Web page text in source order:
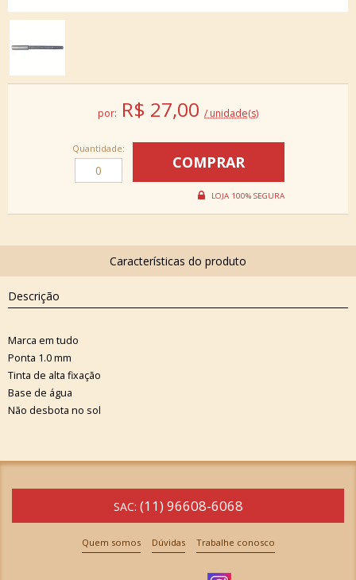
por: R$ 27,00 / unidade(s)
Quantidade:
Descrição
Marca em tudo
Ponta 1.0 mm
Tinta de alta fixação
Base de água
Não desbota no sol
SAC: (11) 96608-6068
Quem somos Dúvidas Trabalhe conosco